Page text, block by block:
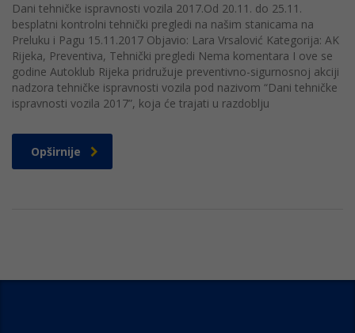
Dani tehničke ispravnosti vozila 2017.Od 20.11. do 25.11.
besplatni kontrolni tehnički pregledi na našim stanicama na
Preluku i Pagu 15.11.2017 Objavio: Lara Vrsalović Kategorija: AK
Rijeka, Preventiva, Tehnički pregledi Nema komentara I ove se
godine Autoklub Rijeka pridružuje preventivno-sigurnosnoj akciji
nadzora tehničke ispravnosti vozila pod nazivom “Dani tehničke
ispravnosti vozila 2017”, koja će trajati u razdoblju
Opširnije